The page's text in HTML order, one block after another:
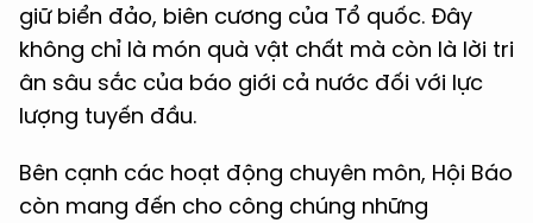
giữ biển đảo, biên cương của Tổ quốc. Đây
không chỉ là món quà vật chất mà còn là lời tri
ân sâu sắc của báo giới cả nước đối với lực
lượng tuyến đầu.
Bên cạnh các hoạt động chuyên môn, Hội Báo
còn mang đến cho công chúng những